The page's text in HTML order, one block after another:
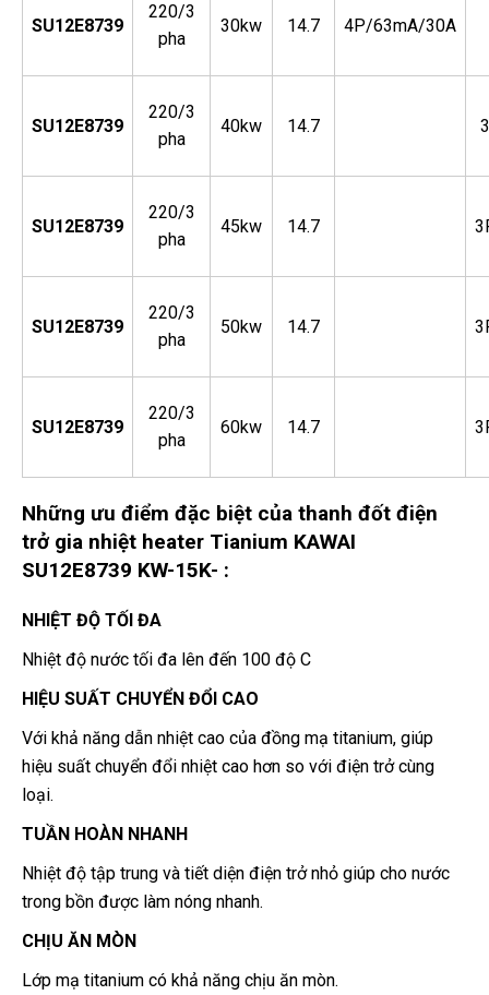
SU12E8739
220/3
pha
30kw 14.7 4P/63mA/30A
SU12E8739
220/3
pha
40kw 14.7
SU12E8739
220/3
pha
45kw 14.7
SU12E8739
220/3
pha
50kw 14.7
SU12E8739
220/3
pha
60kw 14.7
Những ưu điểm đặc biệt của thanh đốt điện
trở gia nhiệt heater Tianium KAWAI
SU12E8739 KW-15K- :
NHIỆT ĐỘ TỐI ĐA
Nhiệt độ nước tối đa lên đến 100 độ C
HIỆU SUẤT CHUYỂN ĐỔI CAO
Với khả năng dẫn nhiệt cao của đồng mạ titanium, giúp
hiệu suất chuyển đổi nhiệt cao hơn so với điện trở cùng
loại.
TUẦN HOÀN NHANH
Nhiệt độ tập trung và tiết diện điện trở nhỏ giúp cho nước
trong bồn được làm nóng nhanh.
CHỊU ĂN MÒN
Lớp mạ titanium có khả năng chịu ăn mòn.